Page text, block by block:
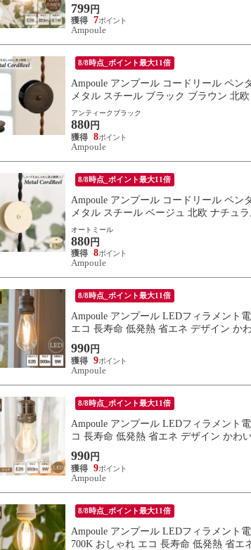
799 円
7
Ampoule
8/8時点_ポイント最大11倍
Ampoule アンプール コードリール ペ
メタル スチール ブラック ブラウン 北
アンティークブラック
880 円
8
Ampoule
8/8時点_ポイント最大11倍
Ampoule アンプール コードリール ペ
メタル スチール ベージュ 北欧 ナチュ
オートミール
880 円
8
Ampoule
8/8時点_ポイント最大11倍
Ampoule アンプール LEDフィラメント
エコ 長寿命 低発熱 省エネ デザイン か
990 円
9
Ampoule
8/8時点_ポイント最大11倍
Ampoule アンプール LEDフィラメント
コ 長寿命 低発熱 省エネ デザイン かわ
990 円
9
Ampoule
8/8時点_ポイント最大11倍
Ampoule アンプール LEDフィラメント
700K おしゃれ エコ 長寿命 低発熱 省エ